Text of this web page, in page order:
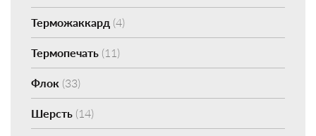
Терможаккард (4)
Термопечать (11)
Флок (33)
Шерсть (14)